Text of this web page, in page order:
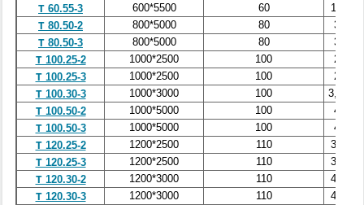
Т 60.55-3
600*5500 60
1,81
Т 80.50-2
800*5000 80
3,0
Т 80.50-3
800*5000 80
3,0
Т 100.25-2
1000*2500 100
2,6
Т 100.25-3
1000*2500 100
2,6
Т 100.30-3
1000*3000 100
3,325
Т 100.50-2
1000*5000 100
4,8
Т 100.50-3
1000*5000 100
4,8
Т 120.25-2
1200*2500 110
3,18
Т 120.25-3
1200*2500 110
3,18
Т 120.30-2
1200*3000 110
4,18
Т 120.30-3
1200*3000 110
4,18